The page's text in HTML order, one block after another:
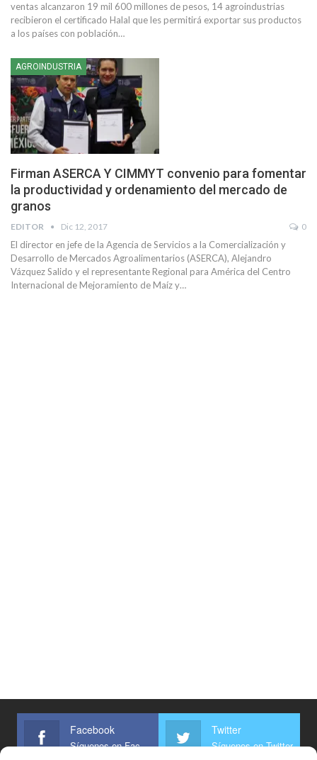
ventas alcanzaron 19 mil 600 millones de pesos, 14 agroindustrias
recibieron el certificado Halal que les permitirá exportar sus productos
a los países con población…
AGROINDUSTRIA
Firman ASERCA Y CIMMYT convenio para fomentar
la productividad y ordenamiento del mercado de
granos
EDITOR Dic 12, 2017 0
El director en jefe de la Agencia de Servicios a la Comercialización y
Desarrollo de Mercados Agroalimentarios (ASERCA), Alejandro
Vázquez Salido y el representante Regional para América del Centro
Internacional de Mejoramiento de Maíz y…
Facebook
Síguenos en Facebook
Twitter
Síguenos en Twitter